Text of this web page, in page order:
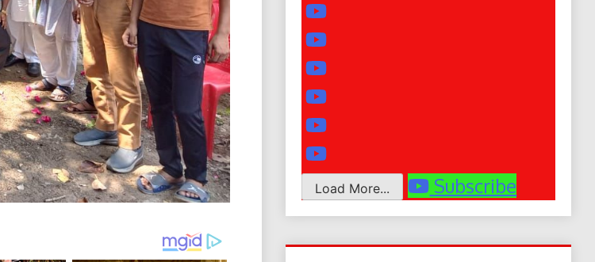
Load More... Subscribe